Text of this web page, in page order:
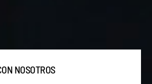
NOSOTROS